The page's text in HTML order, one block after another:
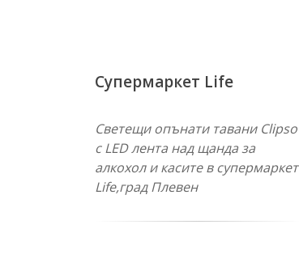
Супермаркет Life
Светещи опънати тавани Clipso
с LED лента над щанда за
алкохол и касите в супермаркет
Life,град Плевен